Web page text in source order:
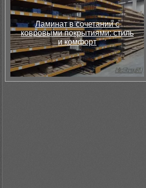
Ламинат в сочетании с
ковровыми покрытиями: стиль
и комфорт